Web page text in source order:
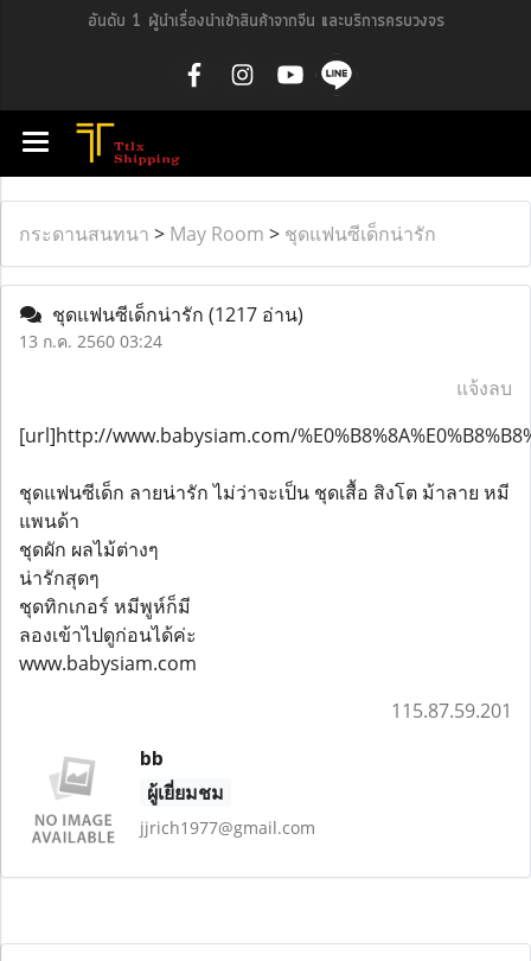
อันดับ 1 ผู้นำเรื่องนำเข้าสินค้าจากจีน และบริการครบวงจร
กระดานสนทนา > May Room > ชุดแฟนซีเด็กน่ารัก
ชุดแฟนซีเด็กน่ารัก (1217 อ่าน)
13 ก.ค. 2560 03:24
แจ้งลบ
[url]http://www.babysiam.com/
ชุดแฟนซีเด็ก ลายน่ารัก ไม่ว่าจะเป็น ชุดเสื้อ สิงโต ม้าลาย หมี
แพนด้า
ชุดผัก ผลไม้ต่างๆ
น่ารักสุดๆ
ชุดทิกเกอร์ หมีพูห์ก็มี
ลองเข้าไปดูก่อนได้ค่ะ
www.babysiam.com
115.87.59.201
bb
ผู้เยี่ยมชม
jjrich1977@gmail.com